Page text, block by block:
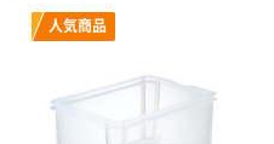
人気商品